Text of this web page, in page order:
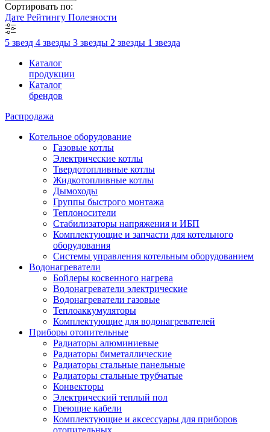
Сортировать по:
Дате Рейтингу Полезности
5 звезд 4 звезды 3 звезды 2 звезды 1 звезда
Каталог
продукции
Каталог
брендов
Распродажа
Котельное оборудование
Газовые котлы
Электрические котлы
Твердотопливные котлы
Жидкотопливные котлы
Дымоходы
Группы быстрого монтажа
Теплоносители
Стабилизаторы напряжения и ИБП
Комплектующие и запчасти для котельного
оборудования
Системы управления котельным оборудованием
Водонагреватели
Бойлеры косвенного нагрева
Водонагреватели электрические
Водонагреватели газовые
Теплоаккумуляторы
Комплектующие для водонагревателей
Приборы отопительные
Радиаторы алюминиевые
Радиаторы биметаллические
Радиаторы стальные панельные
Радиаторы стальные трубчатые
Конвекторы
Электрический теплый пол
Греющие кабели
Комплектующие и аксессуары для приборов
отопительных